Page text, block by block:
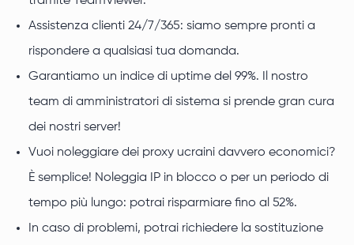
Assistenza clienti 24/7/365: siamo sempre pronti a
rispondere a qualsiasi tua domanda.
Garantiamo un indice di uptime del 99%. Il nostro
team di amministratori di sistema si prende gran cura
dei nostri server!
Vuoi noleggiare dei proxy ucraini davvero economici?
È semplice! Noleggia IP in blocco o per un periodo di
tempo più lungo: potrai risparmiare fino al 52%.
In caso di problemi, potrai richiedere la sostituzione